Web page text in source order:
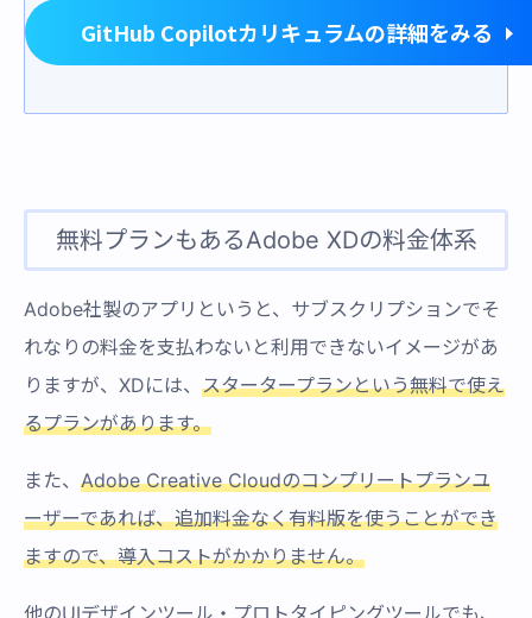
GitHub Copilotカリキュラムの詳細をみる
無料プランもあるAdobe XDの料金体系
Adobe社製のアプリというと、サブスクリプションでそ
れなりの料金を支払わないと利用できないイメージがあ
りますが、XDには、 スタータープランという無料で使え
るプランがあります。
また、 Adobe Creative Cloudのコンプリートプランユ
ーザーであれば、追加料金なく有料版を使うことができ
ますので、導入コストがかかりません。
他のUIデザインツール・プロトタイピングツールでも、